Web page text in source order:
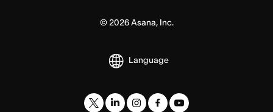
© 2026Asana, Inc.
Language